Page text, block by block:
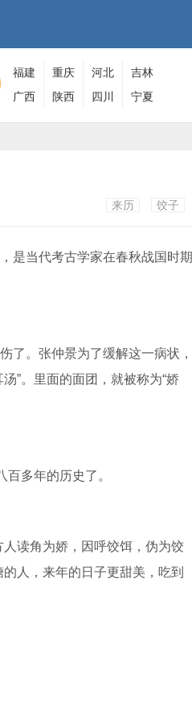
福建 重庆 河北
吉林
广西
陕西 四川 宁夏
来历 饺子
是当代考古学家在春秋战国时期
。张仲景为了缓解这一病状，
”。里面的面团，就被称为“娇
多年的历史了。
读角为娇，因呼饺饵，伪为饺
人，来年的日子更甜美，吃到